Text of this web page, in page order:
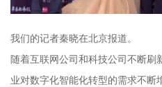
我们的记者秦晓在北京报道。
随着互联网公司和科技公司不断刷
业对数字化智能化转型的需求不断